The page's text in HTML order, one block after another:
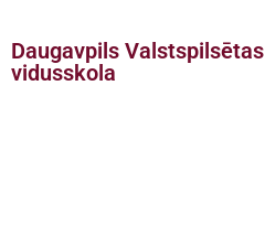
Doties
Daugavpils Valstspilsētas
vidusskola